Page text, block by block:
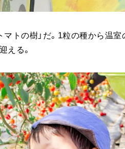
トの樹」だ。1粒の種から温
える。